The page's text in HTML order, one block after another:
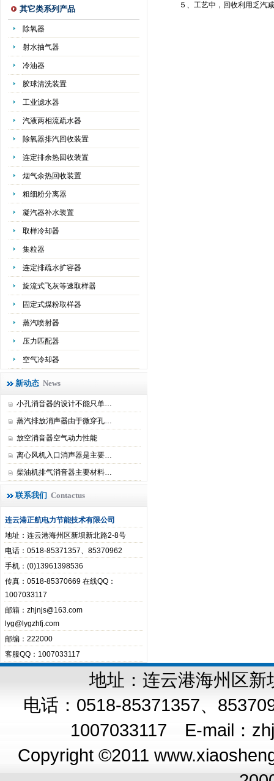
其它类系列产品
除氧器
射水抽气器
冷油器
胶球清洗装置
工业滤水器
汽液两相流疏水器
除氧器排汽回收装置
连定排余热回收装置
烟气余热回收装置
粗细粉分离器
凝汽器补水装置
取样冷却器
集粒器
连定排疏水扩容器
旋流式飞灰等速取样器
固定式煤粉取样器
蒸汽喷射器
压力匹配器
空气冷却器
新动态 News
小孔消音器的设计不能只单…
蒸汽排放消声器由于微穿孔…
放空消音器空气动力性能
离心风机入口消声器是主要…
柴油机排气消音器主要材料…
联系我们 Contactus
连云港正航电力节能技术有限公司
地址：连云港海州区新坝新北路2-8号
电话：0518-85371357、85370962
手机：(0)13961398536
传真：0518-85370669 在线QQ：
1007033117
邮箱：zhjnjs@163.com
lyg@lygzhfj.com
邮编：222000
客服QQ：1007033117
５、工艺中，回收利用乏汽减
地址：连云港海州区
电话：0518-85371357、
1007033117 E-mail：
Copyright ©2011